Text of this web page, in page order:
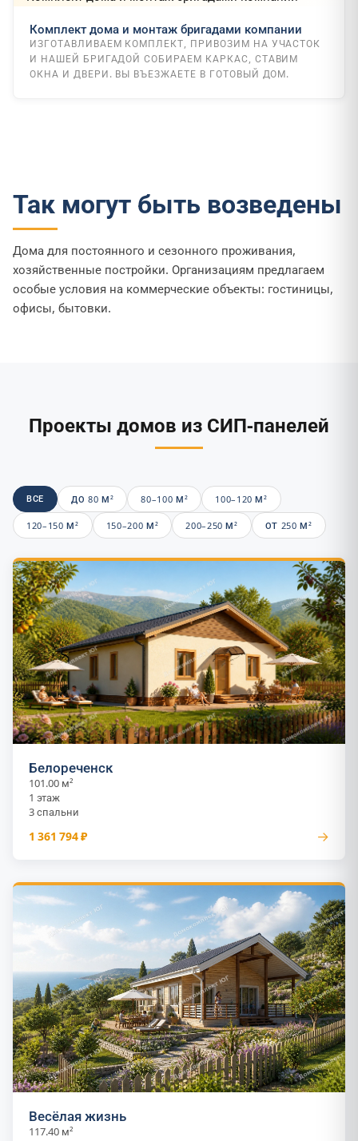
Комплект дома и монтаж бригадами компании
ИЗГОТАВЛИВАЕМ КОМПЛЕКТ, ПРИВОЗИМ НА УЧАСТОК
И НАШЕЙ БРИГАДОЙ СОБИРАЕМ КАРКАС, СТАВИМ
ОКНА И ДВЕРИ. ВЫ ВЪЕЗЖАЕТЕ В ГОТОВЫЙ ДОМ.
Так могут быть возведены
Дома для постоянного и сезонного проживания,
хозяйственные постройки. Организациям предлагаем
особые условия на коммерческие объекты: гостиницы,
офисы, бытовки.
Проекты домов из СИП-панелей
ВСЕ ДО 80 М² 80–100 М² 100–120 М²
120–150 М² 150–200 М² 200–250 М² ОТ 250 М²
Белореченск
101.00 м²
1 этаж
3 спальни
1 361 794 ₽ →
Весёлая жизнь
117.40 м²